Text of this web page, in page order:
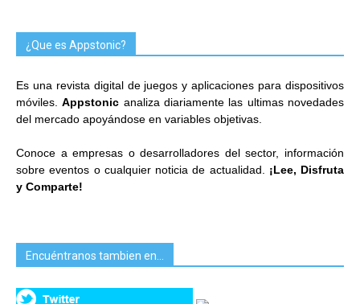
¿Que es Appstonic?
Es una revista digital de juegos y aplicaciones para dispositivos
móviles.Appstonic analiza diariamente las ultimas novedades
del mercado apoyándose en variables objetivas.
Conoce a empresas o desarrolladores del sector, información
sobre eventos o cualquier noticia de actualidad. ¡Lee, Disfruta
y Comparte!
Encuéntranos tambien en…